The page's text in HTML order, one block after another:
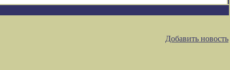
Добавить новость